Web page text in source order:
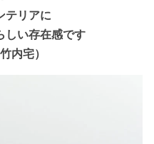
テリアに
しい存在感です
内宅）